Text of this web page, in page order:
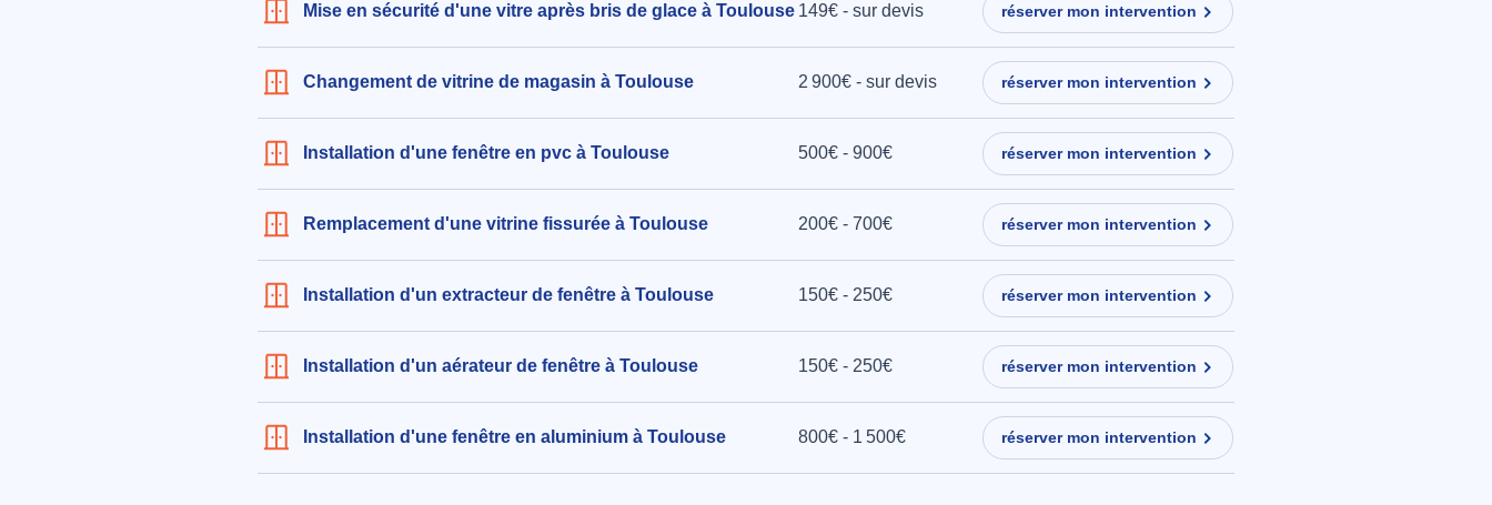
Mise en sécurité d'une vitre après bris de glace à Toulouse 149€ - sur devis réserver mon intervention
Changement de vitrine de magasin à Toulouse 2 900€ - sur devis réserver mon intervention
Installation d'une fenêtre en pvc à Toulouse 500€ - 900€ réserver mon intervention
Remplacement d'une vitrine fissurée à Toulouse 200€ - 700€ réserver mon intervention
Installation d'un extracteur de fenêtre à Toulouse 150€ - 250€ réserver mon intervention
Installation d'un aérateur de fenêtre à Toulouse 150€ - 250€ réserver mon intervention
Installation d'une fenêtre en aluminium à Toulouse 800€ - 1 500€ réserver mon intervention